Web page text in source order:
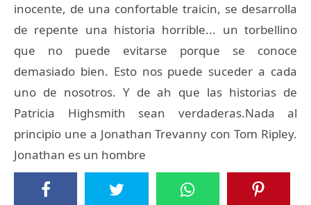
inocente, de una confortable traicin, se desarrolla
de repente una historia horrible... un torbellino
que no puede evitarse porque se conoce
demasiado bien. Esto nos puede suceder a cada
uno de nosotros. Y de ah que las historias de
Patricia Highsmith sean verdaderas.Nada al
principio une a Jonathan Trevanny con Tom Ripley.
Jonathan es un hombre